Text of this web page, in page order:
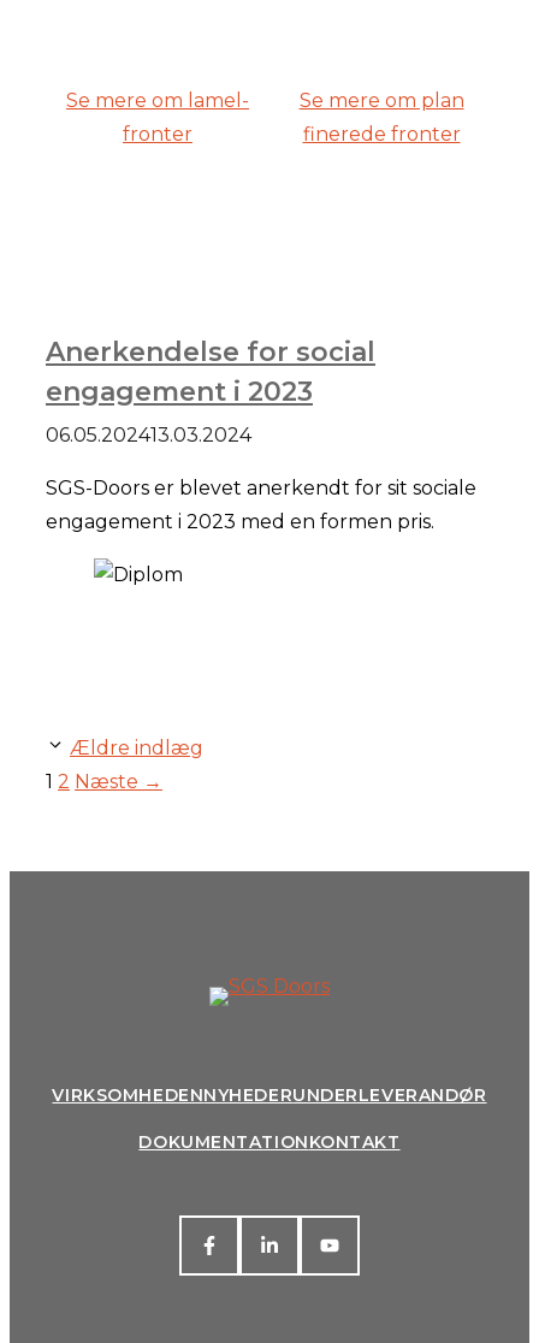
Se mere om lamel-
fronter
Se mere om plan
finerede fronter
Anerkendelse for social
engagement i 2023
06.05.202413.03.2024
SGS-Doors er blevet anerkendt for sit sociale
engagement i 2023 med en formen pris.
Ældre indlæg
Side
1 Side
2 Næste →
VIRKSOMHEDENNYHEDERUNDERLEVERANDØR
DOKUMENTATIONKONTAKT